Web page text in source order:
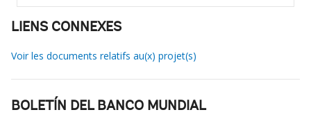
LIENS CONNEXES
Voir les documents relatifs au(x) projet(s)
BOLETÍN DEL BANCO MUNDIAL